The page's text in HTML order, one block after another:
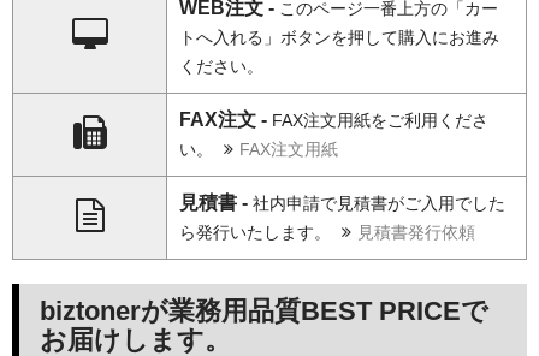
WEB注文 - このページ一番上方の「カー
トへ入れる」ボタンを押して購入にお進み
ください。
FAX注文 - FAX注文用紙をご利用くださ
い。
FAX注文用紙
見積書 - 社内申請で見積書がご入用でした
ら発行いたします。
見積書発行依頼
biztonerが業務用品質BEST PRICEで
お届けします。